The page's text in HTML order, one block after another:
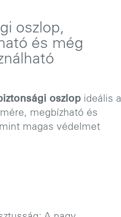
oszlop,
és még
oszlopideális a
megbízható és
magas védelmet